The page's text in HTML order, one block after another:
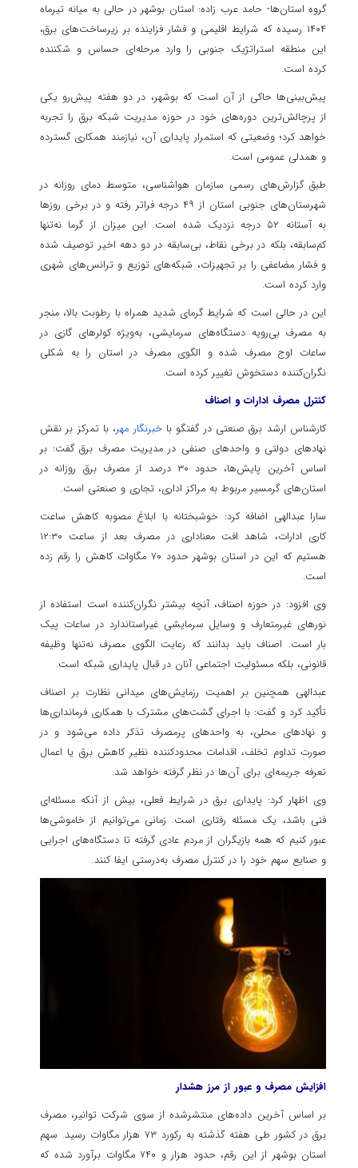
گروه استان‌ها- حامد عرب زاده: استان بوشهر در حالی به میانه تیرماه
۱۴۰۴ رسیده که شرایط اقلیمی و فشار فزاینده بر زیرساخت‌های برق،
این منطقه استراتژیک جنوبی را وارد مرحله‌ای حساس و شکننده
کرده است.
پیش‌بینی‌ها حاکی از آن است که بوشهر، در دو هفته پیش‌رو یکی
از پرچالش‌ترین دوره‌های خود در حوزه مدیریت شبکه برق را تجربه
خواهد کرد؛ وضعیتی که استمرار پایداری آن، نیازمند همکاری گسترده
و همدلی عمومی است.
طبق گزارش‌های رسمی سازمان هواشناسی، متوسط دمای روزانه در
شهرستان‌های جنوبی استان از ۴۹ درجه فراتر رفته و در برخی روزها
به آستانه ۵۲ درجه نزدیک شده است. این میزان از گرما نه‌تنها
کم‌سابقه، بلکه در برخی نقاط، بی‌سابقه در دو دهه اخیر توصیف شده
و فشار مضاعفی را بر تجهیزات، شبکه‌های توزیع و ترانس‌های شهری
وارد کرده است.
این در حالی است که شرایط گرمای شدید همراه با رطوبت بالا، منجر
به مصرف بی‌رویه دستگاه‌های سرمایشی، به‌ویژه کولرهای گازی در
ساعات اوج مصرف شده و الگوی مصرف در استان را به شکلی
نگران‌کننده دستخوش تغییر کرده است.
کنترل مصرف ادارات و اصناف
کارشناس ارشد برق صنعتی در گفتگو با خبرنگار مهر، با تمرکز بر نقش
نهادهای دولتی و واحدهای صنفی در مدیریت مصرف برق گفت: بر
اساس آخرین پایش‌ها، حدود ۳۰ درصد از مصرف برق روزانه در
استان‌های گرمسیر مربوط به مراکز اداری، تجاری و صنعتی است.
سارا عبدالهی اضافه کرد: خوشبختانه با ابلاغ مصوبه کاهش ساعت
کاری ادارات، شاهد افت معناداری در مصرف بعد از ساعت ۱۲:۳۰
هستیم که این در استان بوشهر حدود ۷۰ مگاوات کاهش را رقم زده
است.
وی افزود: در حوزه اصناف، آنچه بیشتر نگران‌کننده است استفاده از
نورهای غیرمتعارف و وسایل سرمایشی غیراستاندارد در ساعات پیک
بار است. اصناف باید بدانند که رعایت الگوی مصرف نه‌تنها وظیفه
قانونی، بلکه مسئولیت اجتماعی آنان در قبال پایداری شبکه است.
عبدالهی همچنین بر اهمیت رزمایش‌های میدانی نظارت بر اصناف
تأکید کرد و گفت: با اجرای گشت‌های مشترک با همکاری فرمانداری‌ها
و نهادهای محلی، به واحدهای پرمصرف تذکر داده می‌شود و در
صورت تداوم تخلف، اقدامات محدودکننده نظیر کاهش برق یا اعمال
تعرفه جریمه‌ای برای آن‌ها در نظر گرفته خواهد شد.
وی اظهار کرد: پایداری برق در شرایط فعلی، بیش از آنکه مسئله‌ای
فنی باشد، یک مسئله رفتاری است. زمانی می‌توانیم از خاموشی‌ها
عبور کنیم که همه بازیگران از مردم عادی گرفته تا دستگاه‌های اجرایی
و صنایع سهم خود را در کنترل مصرف به‌درستی ایفا کنند.
افزایش مصرف و عبور از مرز هشدار
بر اساس آخرین داده‌های منتشرشده از سوی شرکت توانیر، مصرف
برق در کشور طی هفته گذشته به رکورد ۷۳ هزار مگاوات رسید. سهم
استان بوشهر از این رقم، حدود هزار و ۷۴۰ مگاوات برآورد شده که